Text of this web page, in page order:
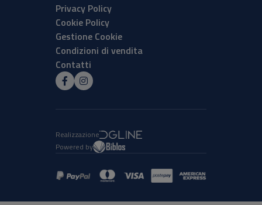
Privacy Policy
Cookie Policy
Gestione Cookie
Condizioni di vendita
Contatti
Realizzazione
Powered by